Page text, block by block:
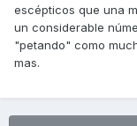
escépticos que una
un considerable
"petando" como
mas.